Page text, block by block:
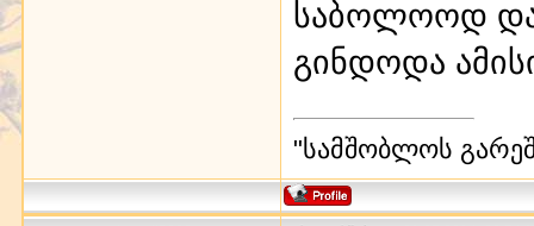
საბოლოოდ
გინდოდა
"სამშობლოს